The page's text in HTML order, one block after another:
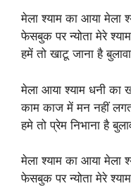
मेला श्याम का आया मेला
फेसबुक पर न्योता मेरे
हमें तो खाटू जाना है
मेला आया श्याम धनी का
काम काज में मन नहीं
हमे तो प्रेम निभाना है
मेला श्याम का आया मेला
फेसबुक पर न्योता मेरे